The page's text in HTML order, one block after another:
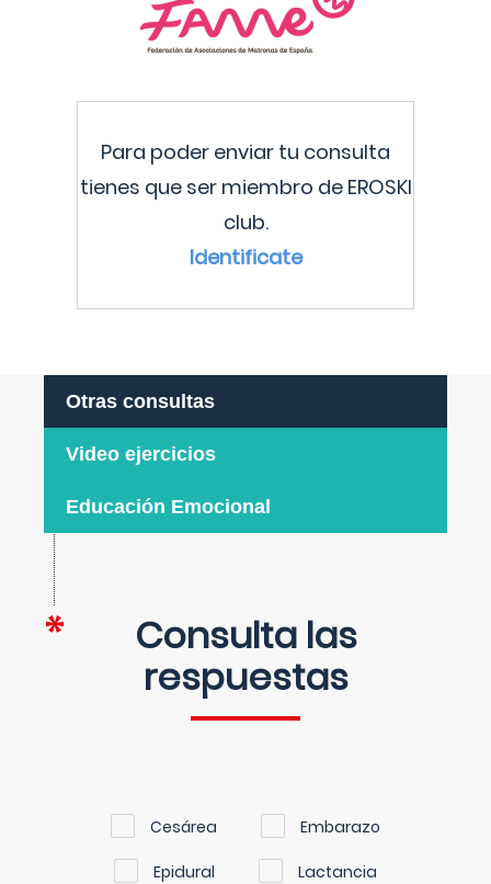
Para poder enviar tu consulta
tienes que ser miembro de EROSKI
club.
Identificate
Otras consultas
Video ejercicios
Educación Emocional
Consulta las
respuestas
Cesárea Embarazo
Epidural Lactancia